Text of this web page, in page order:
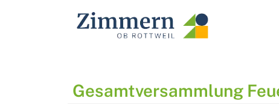
AKTUELLES ｜ NEWS
Gesamtversammlung